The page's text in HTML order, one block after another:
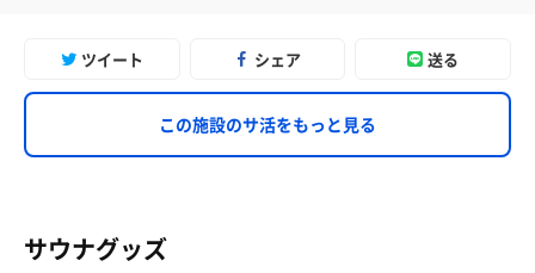
ツイート シェア 送る
この施設のサ活をもっと見る
サウナグッズ